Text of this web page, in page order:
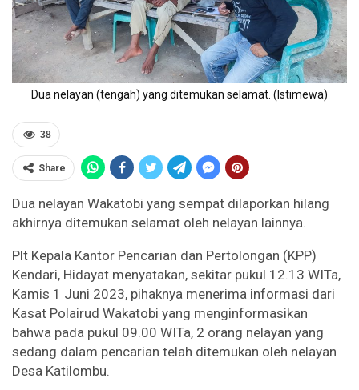
Dua nelayan (tengah) yang ditemukan selamat. (Istimewa)
38
Share
Dua nelayan Wakatobi yang sempat dilaporkan hilang
akhirnya ditemukan selamat oleh nelayan lainnya.
Plt Kepala Kantor Pencarian dan Pertolongan (KPP)
Kendari, Hidayat menyatakan, sekitar pukul 12.13 WITa,
Kamis 1 Juni 2023, pihaknya menerima informasi dari
Kasat Polairud Wakatobi yang menginformasikan
bahwa pada pukul 09.00 WITa, 2 orang nelayan yang
sedang dalam pencarian telah ditemukan oleh nelayan
Desa Katilombu.